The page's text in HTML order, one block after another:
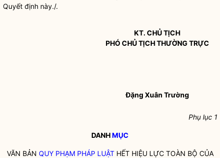
Quyết định này./.
KT. CHỦ TỊCH
PHÓ CHỦ TỊCH THƯỜNG TRỰC
Đặng Xuân Trường
Phụ lục 1
DANHMỤC
VĂN BẢN QUY PHẠM PHÁP LUẬTHẾT HIỆU LỰC TOÀN BỘ CỦA